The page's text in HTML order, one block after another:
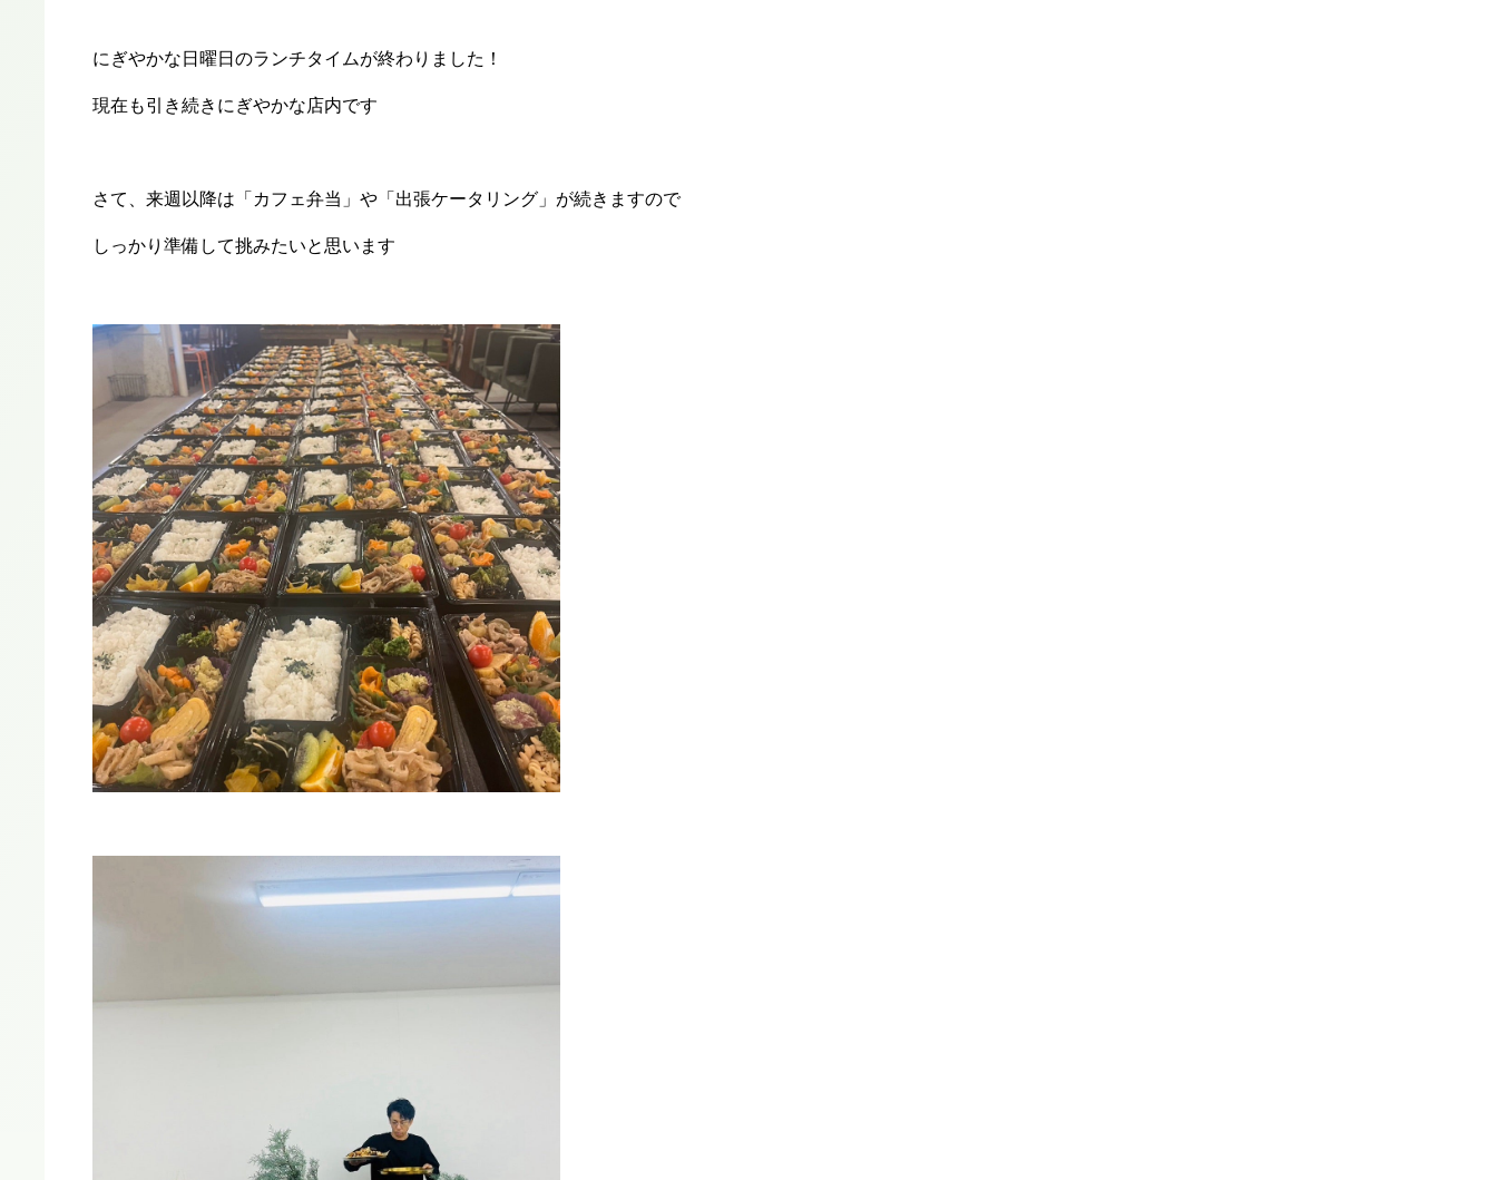
にぎやかな日曜日のランチタイムが終わりました！
現在も引き続きにぎやかな店内です
さて、来週以降は「カフェ弁当」や「出張ケータリング」が続きますので
しっかり準備して挑みたいと思います